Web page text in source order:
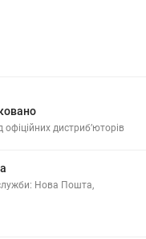
офіційних дистриб’юторів
Нова Пошта,